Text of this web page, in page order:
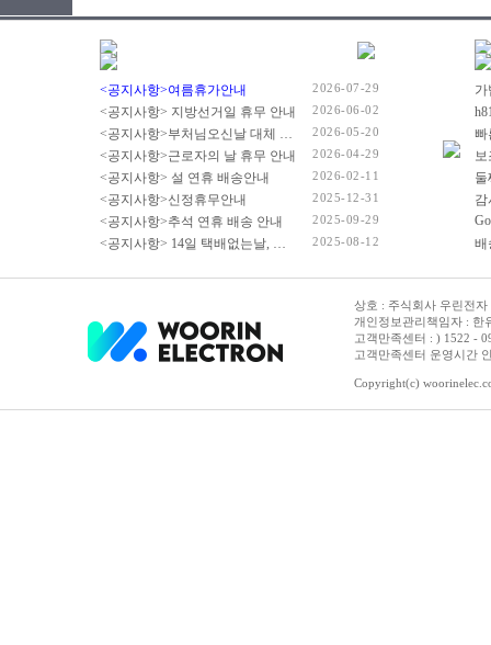
<공지사항>여름휴가안내 2026-07-29
<공지사항> 지방선거일 휴무 안내 2026-06-02
<공지사항>부처님오신날 대체 휴무 안내 2026-05-20
<공지사항>근로자의 날 휴무 안내 2026-04-29
<공지사항> 설 연휴 배송안내 2026-02-11
<공지사항>신정휴무안내 2025-12-31
<공지사항>추석 연휴 배송 안내 2025-09-29
<공지사항> 14일 택배없는날, 광복절 휴무 배송 안내 2025-08-12
빠
감
상호 : 주식회사 우린전
개인정보관리책임자 : 한
고객만족센터 : ) 1522 -
고객만족센터 운영시간
Copyright(c)